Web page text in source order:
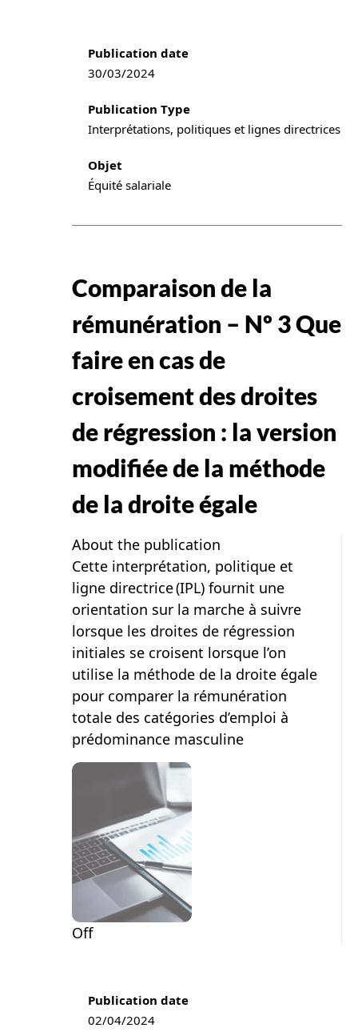
Publication information
Publication date
30/03/2024
Publication Type
Interprétations, politiques et lignes directrices
Objet
Équité salariale
Comparaison de la
rémunération – Nº 3 Que
faire en cas de
croisement des droites
de régression : la version
modifiée de la méthode
de la droite égale
About the publication
Cette interprétation, politique et
ligne directrice (IPL) fournit une
orientation sur la marche à suivre
lorsque les droites de régression
initiales se croisent lorsque l’on
utilise la méthode de la droite égale
pour comparer la rémunération
totale des catégories d’emploi à
prédominance masculine
Off
Publication information
Publication date
02/04/2024